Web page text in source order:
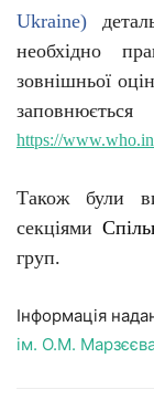
Ukraine)
необхідно
зовнішньої
https://
Такожбули
секціями
груп.
Інформація
ім. О.М.